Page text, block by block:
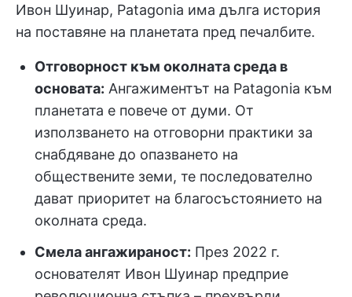
Ивон Шуинар, Patagonia има дълга история
на поставяне на планетата пред печалбите.
Отговорност към околната среда в
основата: Ангажиментът на Patagonia към
планетата е повече от думи. От
използването на отговорни практики за
снабдяване до опазването на
обществените земи, те последователно
дават приоритет на благосъстоянието на
околната среда.
Смела ангажираност: През 2022 г.
основателят Ивон Шуинар предприе